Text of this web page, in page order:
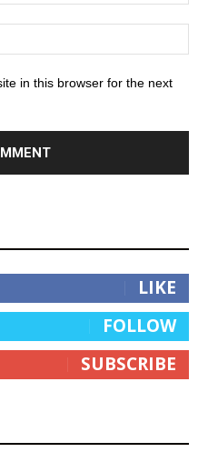
in this browser for the next
LIKE
FOLLOW
SUBSCRIBE